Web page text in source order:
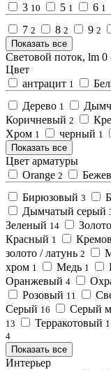
3 10 5 1 6 1
7 2 8 2 9 2
Показать все
Световой поток, lm 0
Цвет
антрацит 1
Дерево 1
Коричневый 2
Хром 1 черный 1
Показать все
Цвет арматуры
Orange 2
Бирюзовый 3
Дымчатый серый
Зеленый 14 Золото
Красный 1
золото / латунь 2
хром 1 Медь 1
Оранжевый 4
Розовый 11
Серый 16 Серый
13 Терракотовый 1
4
Показать все
Интерьер